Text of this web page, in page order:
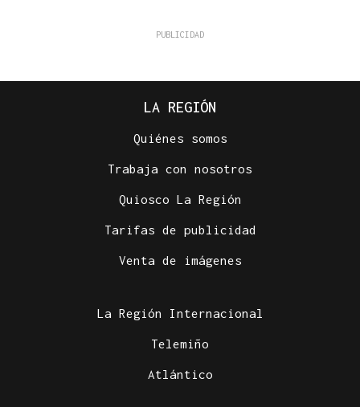
LA REGIÓN
Quiénes somos
Trabaja con nosotros
Quiosco La Región
Tarifas de publicidad
Venta de imágenes
La Región Internacional
Telemiño
Atlántico